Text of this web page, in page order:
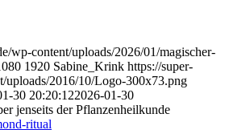
wp-content/uploads/2026/01/magischer-
1920 Sabine_Krink https://super-
uploads/2016/10/Logo-300x73.png
30 20:20:122026-01-30
jenseits der Pflanzenheilkunde